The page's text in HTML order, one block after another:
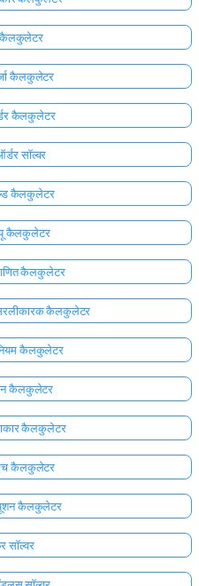
कैलकुलेटर
कैलकुलेटर
कैलकुलेटर
सॉल्वर
कैलकुलेटर
कैलकुलेटर
कैलकुलेटर
कैलकुलेटर
कैलकुलेटर
कैलकुलेटर
कैलकुलेटर
कैलकुलेटर
कैलकुलेटर
सॉल्वर